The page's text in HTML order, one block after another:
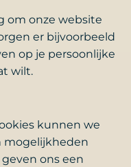
om onze website
er bijvoorbeeld
op je persoonlijke
wilt.
kunnen we
mogelijkheden
ons een